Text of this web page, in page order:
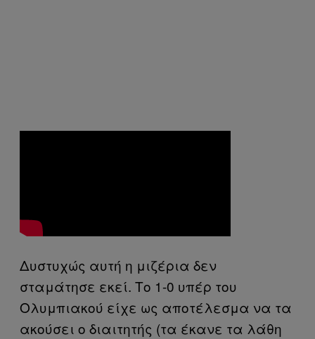
Δυστυχώς αυτή η μιζέρια δεν
σταμάτησε εκεί. Το 1-0 υπέρ του
Ολυμπιακού είχε ως αποτέλεσμα να τα
ακούσει ο διαιτητής (τα έκανε τα λάθη